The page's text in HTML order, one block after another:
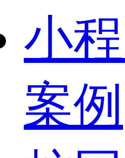
小
案例